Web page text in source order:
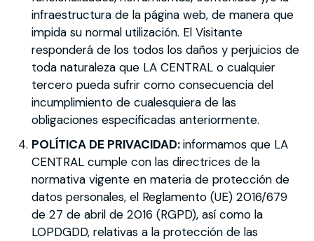
infraestructura de la página web, de manera que
impida su normal utilización. El Visitante
responderá de los todos los daños y perjuicios de
toda naturaleza que LA CENTRAL o cualquier
tercero pueda sufrir como consecuencia del
incumplimiento de cualesquiera de las
obligaciones especificadas anteriormente.
POLÍTICA DE PRIVACIDAD:informamos que LA
CENTRAL cumple con las directrices de la
normativa vigente en materia de protección de
datos personales, el Reglamento (UE) 2016/679
de 27 de abril de 2016 (RGPD), así como la
LOPDGDD, relativas a la protección de las